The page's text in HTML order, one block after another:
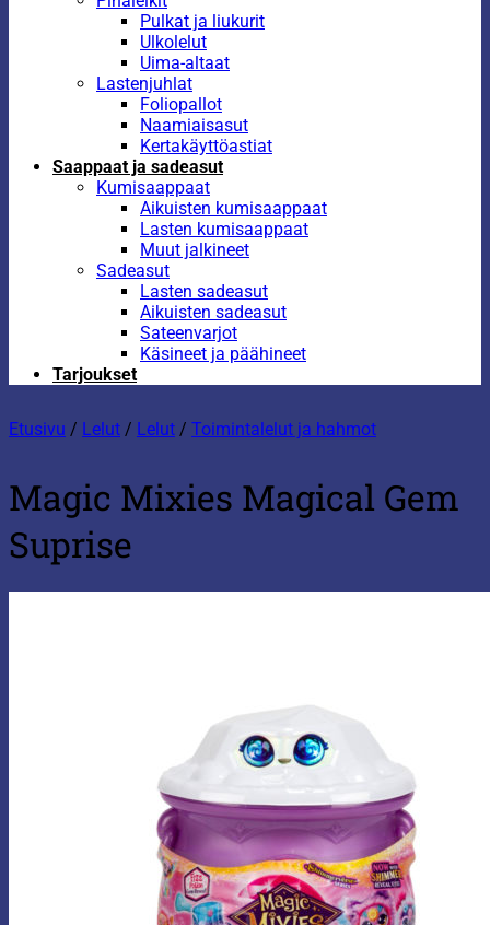
Pulkat ja liukurit
Ulkolelut
Uima-altaat
Lastenjuhlat
Foliopallot
Naamiaisasut
Kertakäyttöastiat
Saappaat ja sadeasut
Kumisaappaat
Aikuisten kumisaappaat
Lasten kumisaappaat
Muut jalkineet
Sadeasut
Lasten sadeasut
Aikuisten sadeasut
Sateenvarjot
Käsineet ja päähineet
Tarjoukset
Etusivu / Lelut / Lelut / Toimintalelut ja hahmot
Magic Mixies Magical Gem
Suprise